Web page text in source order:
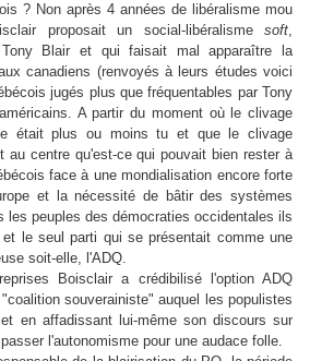
? Non après 4 années de libéralisme mou
proposait un social-libéralisme soft,
Blair et qui faisait mal apparaître la
canadiens (renvoyés à leurs études voici
jugés plus que fréquentables par Tony
A partir du moment où le clivage
était plus ou moins tu et que le clivage
au centre qu'est-ce qui pouvait bien rester à
face à une mondialisation encore forte
et la nécessité de bâtir des systèmes
les peuples des démocraties occidentales ils
le seul parti qui se présentait comme une
soit-elle, l'ADQ.
Boisclair a crédibilisé l'option ADQ
souverainiste" auquel les populistes
en affadissant lui-même son discours sur
l'autonomisme pour une audace folle.